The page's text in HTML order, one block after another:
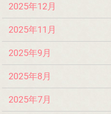
2025年12月
2025年11月
2025年9月
2025年8月
2025年7月